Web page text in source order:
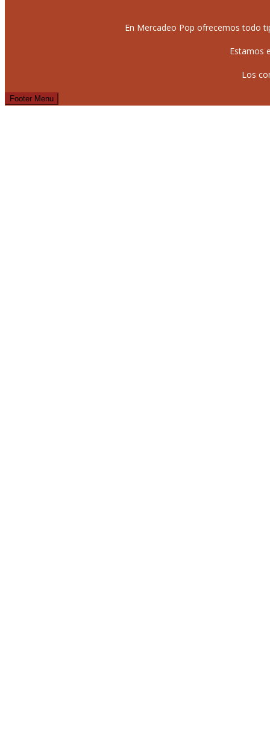
En Mercadeo Pop ofrecemos todo
Estamos
Los
Footer Menu